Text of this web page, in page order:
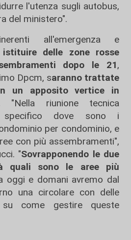
l'utenza sugli autobus,
del ministero".
all'emergenza e
delle zone rosse
dopo le 21,
Dpcm, saranno trattate
un apposito vertice in
"Nella riunione tecnica
specifico dove sono i
per condominio, e
con più assembramenti",
"Sovrapponendo le due
quali sono le aree più
oggi e domani avremo dal
una circolare con delle
su come gestire queste